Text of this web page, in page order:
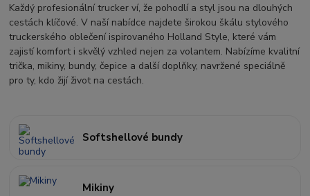
Každý profesionální trucker ví, že pohodlí a styl jsou na dlouhých
cestách klíčové. V naší nabídce najdete širokou škálu stylového
truckerského oblečení ispirovaného Holland Style, které vám
zajistí komfort i skvělý vzhled nejen za volantem. Nabízíme kvalitní
trička, mikiny, bundy, čepice a další doplňky, navržené speciálně
pro ty, kdo žijí život na cestách.
Softshellové bundy
Mikiny